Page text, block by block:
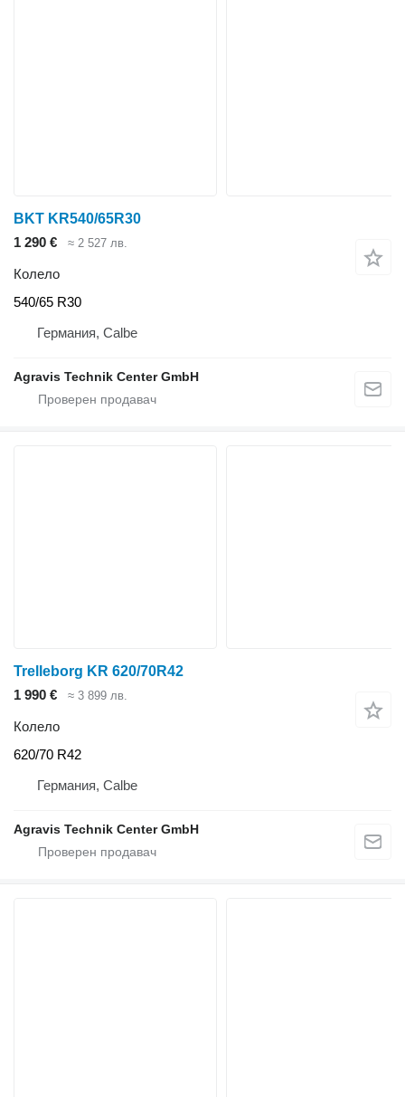
BKT KR540/65R30
1 290 €
≈ 2 527 лв.
Колело
540/65 R30
Германия, Calbe
Agravis Technik Center GmbH
Trelleborg KR 620/70R42
1 990 €
≈ 3 899 лв.
Колело
620/70 R42
Германия, Calbe
Agravis Technik Center GmbH